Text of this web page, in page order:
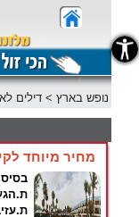
נופש בארץ > דילים
מחיר מיוחד לקיץ 4 לילות כולל חצי
נגישות